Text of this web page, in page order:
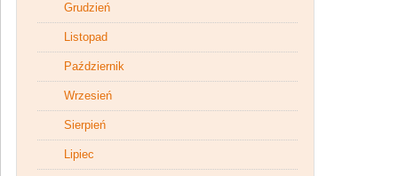
Grudzień
Listopad
Październik
Wrzesień
Sierpień
Lipiec